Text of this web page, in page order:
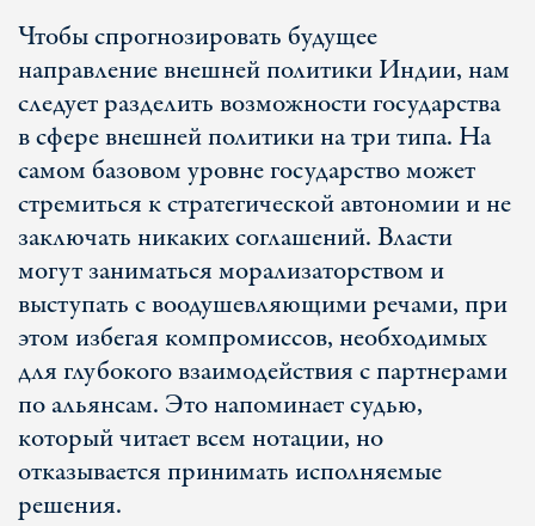
Чтобы спрогнозировать будущее
направление внешней политики Индии, нам
следует разделить возможности государства
в сфере внешней политики на три типа. На
самом базовом уровне государство может
стремиться к стратегической автономии и не
заключать никаких соглашений. Власти
могут заниматься морализаторством и
выступать с воодушевляющими речами, при
этом избегая компромиссов, необходимых
для глубокого взаимодействия с партнерами
по альянсам. Это напоминает судью,
который читает всем нотации, но
отказывается принимать исполняемые
решения.